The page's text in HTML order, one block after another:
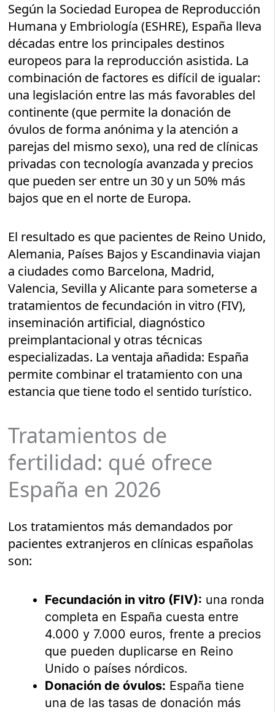
Según la Sociedad Europea de Reproducción
Humana y Embriología (ESHRE), España lleva
décadas entre los principales destinos
europeos para la reproducción asistida. La
combinación de factores es difícil de igualar:
una legislación entre las más favorables del
continente (que permite la donación de
óvulos de forma anónima y la atención a
parejas del mismo sexo), una red de clínicas
privadas con tecnología avanzada y precios
que pueden ser entre un 30 y un 50% más
bajos que en el norte de Europa.
El resultado es que pacientes de Reino Unido,
Alemania, Países Bajos y Escandinavia viajan
a ciudades como Barcelona, Madrid,
Valencia, Sevilla y Alicante para someterse a
tratamientos de fecundación in vitro (FIV),
inseminación artificial, diagnóstico
preimplantacional y otras técnicas
especializadas. La ventaja añadida: España
permite combinar el tratamiento con una
estancia que tiene todo el sentido turístico.
Tratamientos de
fertilidad: qué ofrece
España en 2026
Los tratamientos más demandados por
pacientes extranjeros en clínicas españolas
son:
Fecundación in vitro (FIV): una ronda
completa en España cuesta entre
4.000 y 7.000 euros, frente a precios
que pueden duplicarse en Reino
Unido o países nórdicos.
Donación de óvulos: España tiene
una de las tasas de donación más